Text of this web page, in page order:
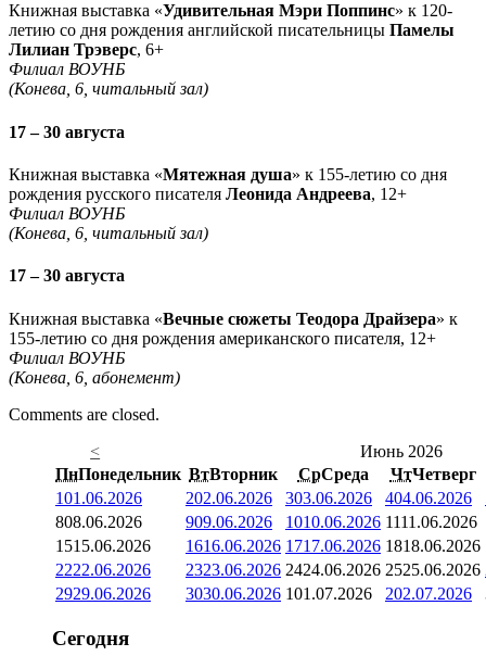
Книжная выставка «Удивительная Мэри Поппинс» к 120-
летию со дня рождения английской писательницы Памелы
Лилиан Трэверс, 6+
Филиал ВОУНБ
(Конева, 6, читальный зал)
17 – 30 августа
Книжная выставка «Мятежная душа» к 155-летию со дня
рождения русского писателя Леонида Андреева, 12+
Филиал ВОУНБ
(Конева, 6, читальный зал)
17 – 30 августа
Книжная выставка «Вечные сюжеты Теодора Драйзера» к
155-летию со дня рождения американского писателя, 12+
Филиал ВОУНБ
(Конева, 6, абонемент)
Comments are closed.
<
Июнь 2026
ПнПонедельник ВтВторник СрСреда ЧтЧетверг
101.06.2026 202.06.2026 303.06.2026 404.06.2026
808.06.2026 909.06.2026 1010.06.2026 1111.06.2026
1515.06.2026 1616.06.2026 1717.06.2026 1818.06.2026
2222.06.2026 2323.06.2026 2424.06.2026 2525.06.2026
2929.06.2026 3030.06.2026 101.07.2026 202.07.2026
Сегодня